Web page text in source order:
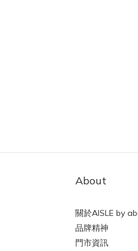
About
關於AISLE by
品牌精神
門市資訊